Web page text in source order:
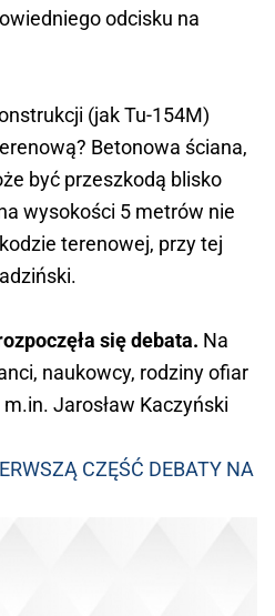
odcisku na
(jak Tu-154M)
Betonowa ściana,
być przeszkodą blisko
wysokości 5 metrów nie
terenowej, przy tej
się debata. Na
naukowcy, rodziny ofiar
Jarosław Kaczyński
CZĘŚĆ DEBATY NA